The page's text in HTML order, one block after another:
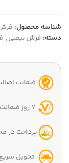
شناسه محصول:
دسته: فرش بیضی,
ضمانت
پرداخت در
تحویل